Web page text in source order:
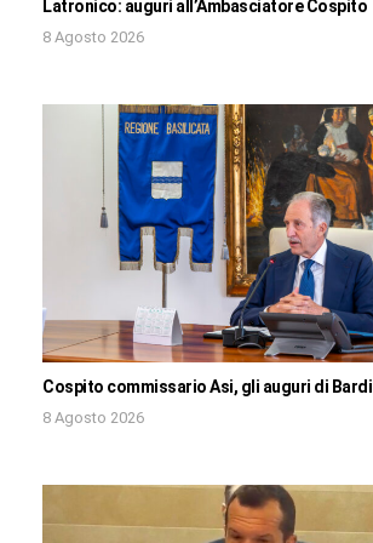
Latronico: auguri all’Ambasciatore Cospito
8 Agosto 2026
Cospito commissario Asi, gli auguri di Bardi
8 Agosto 2026